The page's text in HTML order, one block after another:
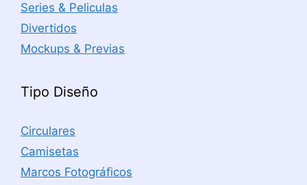
Series & Peliculas
Divertidos
Mockups & Previas
Tipo Diseño
Circulares
Camisetas
Marcos Fotográficos